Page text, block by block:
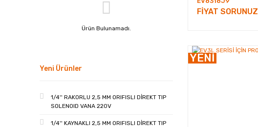
Ürün Bulunamadı.
Yeni Ürünler
1/4'' RAKORLU 2,5 MM ORIFISLI DİREKT TIP
SOLENOID VANA 220V
1/4'' KAYNAKLI 2,5 MM ORIFISLI DİREKT TIP
FİYAT SORUNUZ
YENİ